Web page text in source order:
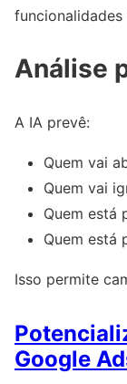
Análise
A IA prevê:
Quem vai
Quem vai
Quem está
Quem está
Isso permite
Google